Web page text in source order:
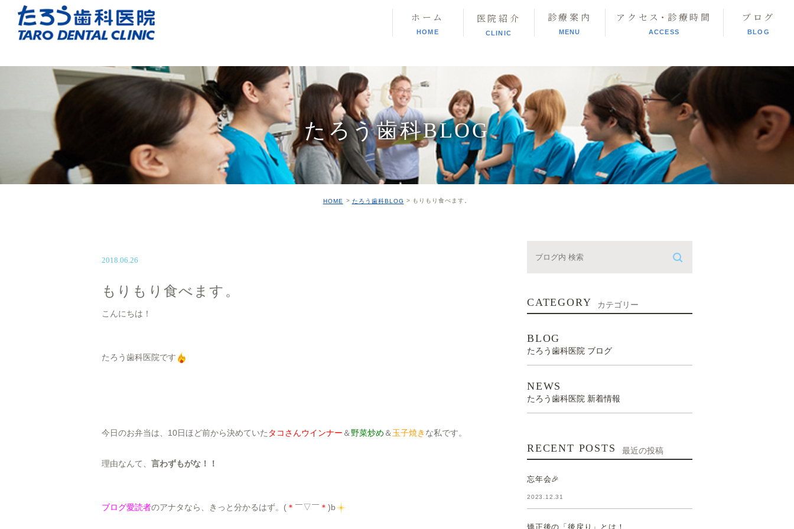
ホーム
HOME
医院紹介
CLINIC
診療案内
MENU
アクセス･診療時間
ACCESS
ブログ
BLOG
たろう歯科BLOG
HOME たろう歯科BLOG もりもり食べます。
2018.06.26
もりもり食べます。
こんにちは！
たろう歯科医院です
今日のお弁当は、10日ほど前から決めていた タコさんウインナー ＆ 野菜炒め ＆ 玉子焼き な私です。
理由なんて、 言わずもがな！！
ブログ愛読者のアナタなら、きっと分かるはず。( ＊ ￣▽￣ ＊ )b
CATEGORY カテゴリー
BLOG
たろう歯科医院 ブログ
NEWS
たろう歯科医院 新着情報
RECENT POSTS 最近の投稿
忘年会🎉
2023.12.31
矯正後の「後戻り」とは！